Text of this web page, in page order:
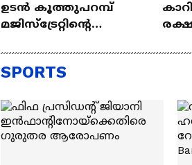
ഉടൻ കൂത്തുപറമ്പ്‌
മജിസ്ട്രേറ്റിന്റെ
എത്തിക്കും
SPORTS